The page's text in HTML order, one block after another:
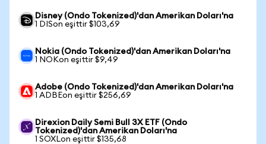
Disney (Ondo Tokenized)'dan Amerikan Doları'na
1 DISon eşittir $103,69
Nokia (Ondo Tokenized)'dan Amerikan Doları'na
1 NOKon eşittir $9,49
Adobe (Ondo Tokenized)'dan Amerikan Doları'na
1 ADBEon eşittir $256,69
Direxion Daily Semi Bull 3X ETF (Ondo
Tokenized)'dan Amerikan Doları'na
1 SOXLon eşittir $135,68